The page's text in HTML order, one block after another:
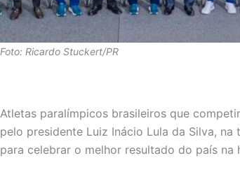
Foto: Ricardo Stuckert/PR
Atletas paralímpicos brasileiros que
pelo presidente Luiz Inácio Lula da Silva,
para celebrar o melhor resultado do país na